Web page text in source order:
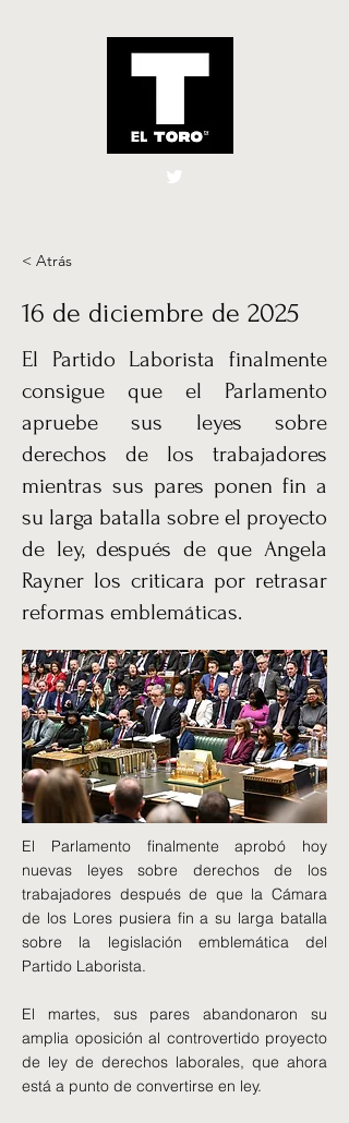
El Toro España
< Atrás
16 de diciembre de 2025
El Partido Laborista finalmente
consigue que el Parlamento
apruebe sus leyes sobre
derechos de los trabajadores
mientras sus pares ponen fin a
su larga batalla sobre el proyecto
de ley, después de que Angela
Rayner los criticara por retrasar
reformas emblemáticas.
El Parlamento finalmente aprobó hoy
nuevas leyes sobre derechos de los
trabajadores después de que la Cámara
de los Lores pusiera fin a su larga batalla
sobre la legislación emblemática del
Partido Laborista.
El martes, sus pares abandonaron su
amplia oposición al controvertido proyecto
de ley de derechos laborales, que ahora
está a punto de convertirse en ley.